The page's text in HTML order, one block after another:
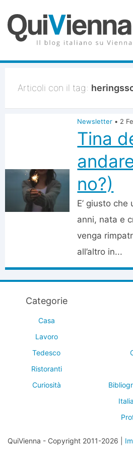
Articoli con il tag:
Newsletter • 2
Tina
no?)
E’ giusto
anni, nata e
venga
all’altro in...
Categorie
Casa
Lavoro
Tedesco
Ristoranti
Curiosità
QuiVienna - Copyright 2011-2026 |